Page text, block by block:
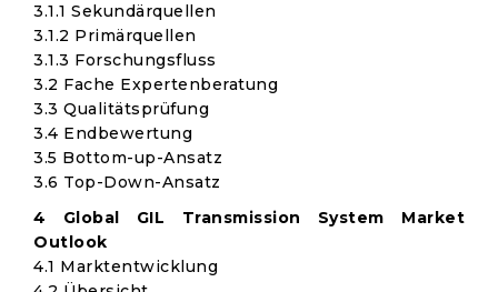
3.1.1 Sekundärquellen
3.1.2 Primärquellen
3.1.3 Forschungsfluss
3.2 Fache Expertenberatung
3.3 Qualitätsprüfung
3.4 Endbewertung
3.5 Bottom-up-Ansatz
3.6 Top-Down-Ansatz
4 Global GIL Transmission System Market
Outlook
4.1 Marktentwicklung